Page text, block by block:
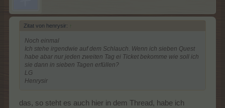
Zitat von henrysir: ↑
Noch einmal
Ich stehe irgendwie auf dem Schlauch. Wenn ich sieben Quest
habe abar nur jeden zweiten Tag ei Ticket bekomme wie soll ich
sie dann in sieben Tagen erfüllen?
LG
Henrysir
das, so steht es auch hier in dem Thread, habe ich